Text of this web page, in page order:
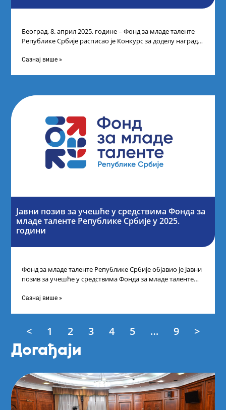
Београд, 8. април 2025. године – Фонд за младе таленте
Републике Србије расписао је Конкурс за доделу награда
Сазнај више »
Јавни позив за учешће у средствима Фонда за
младе таленте Републике Србије у 2025.
години
Фонд за младе таленте Републике Србије објавио је Јавни
позив за учешће у средствима Фонда за младе таленте
Сазнај више »
< 1 2 3 4 5 … 9 >
Догађаји